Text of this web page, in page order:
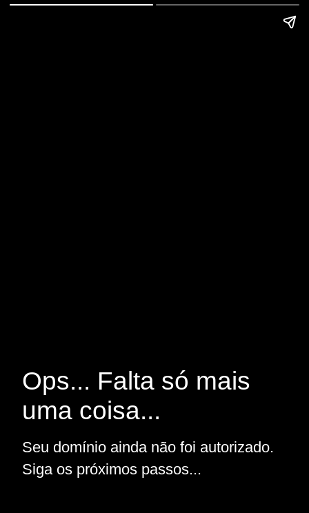
Ops... Falta só mais
uma coisa...
Seu domínio ainda não foi autorizado.
Siga os próximos passos...